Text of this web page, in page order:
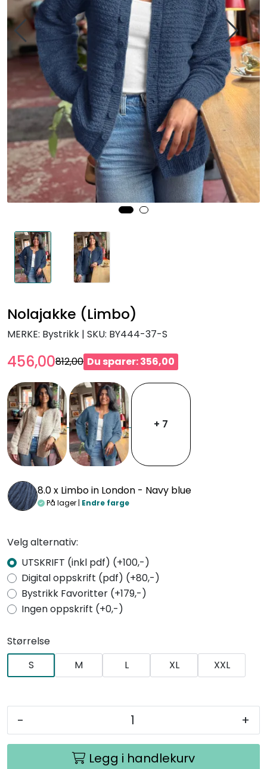
Nolajakke (Limbo)
MERKE: Bystrikk | SKU: BY444-37-S
456,00812,00 Du sparer: 356,00
+ 7
8.0 x Limbo in London - Navy blue
På lager | Endre farge
Velg alternativ:
UTSKRIFT (inkl pdf) (+100,-)
Digital oppskrift (pdf) (+80,-)
Bystrikk Favoritter (+179,-)
Ingen oppskrift (+0,-)
Størrelse
S
M L XL XXL
- +
Legg i handlekurv